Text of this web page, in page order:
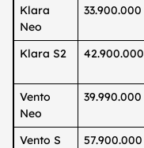
Klara
Neo
33.900.000
Klara S2 42.900.000
Vento
Neo
39.990.000
Vento S 57.900.000